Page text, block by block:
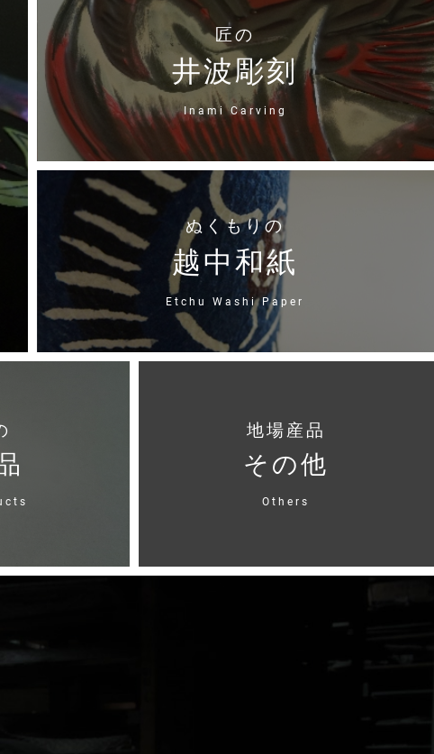
匠の
井波彫刻
Inami Carving
ぬくもりの
越中和紙
Etchu Washi Paper
地場産品
その他
Others